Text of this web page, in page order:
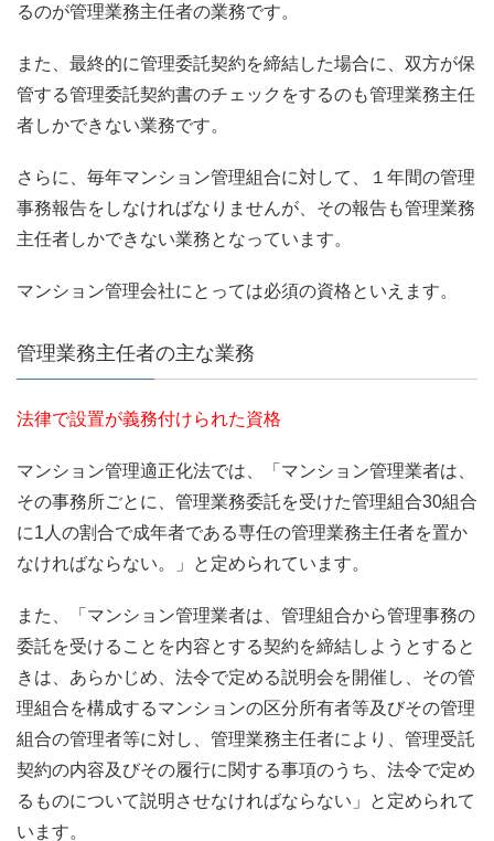
るのが管理業務主任者の業務です。
また、最終的に管理委託契約を締結した場合に、双方が保
管する管理委託契約書のチェックをするのも管理業務主任
者しかできない業務です。
さらに、毎年マンション管理組合に対して、１年間の管理
事務報告をしなければなりませんが、その報告も管理業務
主任者しかできない業務となっています。
マンション管理会社にとっては必須の資格といえます。
管理業務主任者の主な業務
法律で設置が義務付けられた資格
マンション管理適正化法では、「マンション管理業者は、
その事務所ごとに、管理業務委託を受けた管理組合30組合
に1人の割合で成年者である専任の管理業務主任者を置か
なければならない。」と定められています。
また、「マンション管理業者は、管理組合から管理事務の
委託を受けることを内容とする契約を締結しようとすると
きは、あらかじめ、法令で定める説明会を開催し、その管
理組合を構成するマンションの区分所有者等及びその管理
組合の管理者等に対し、管理業務主任者により、管理受託
契約の内容及びその履行に関する事項のうち、法令で定め
るものについて説明させなければならない」と定められて
います。